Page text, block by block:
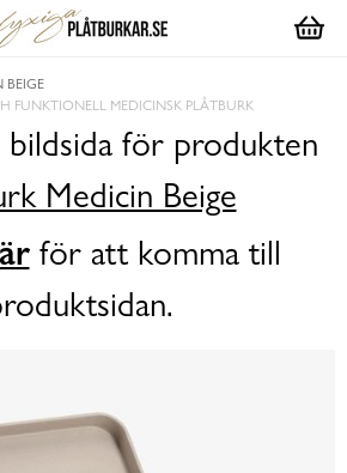
BEIGE
FUNKTIONELL MEDICINSK PLÅTBURK
för produkten
Medicin Beige
för att komma till